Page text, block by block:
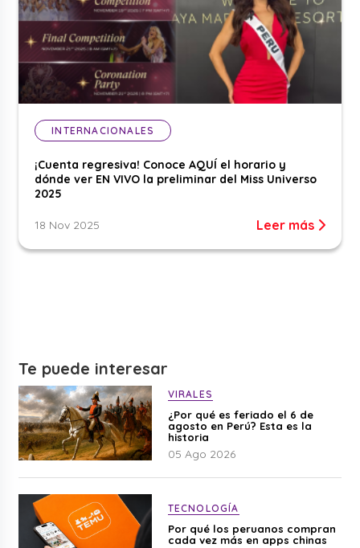
INTERNACIONALES
¡Cuenta regresiva! Conoce AQUÍ el horario y
dónde ver EN VIVO la preliminar del Miss Universo
2025
18 Nov 2025 Leer más
Te puede interesar
VIRALES
¿Por qué es feriado el 6 de
agosto en Perú? Esta es la
historia
05 Ago 2026
TECNOLOGÍA
Por qué los peruanos compran
cada vez más en apps chinas